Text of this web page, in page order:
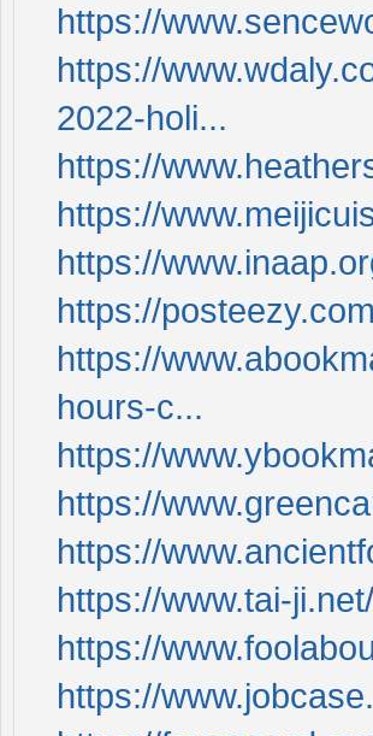
https://
https://
2022-holi...
https://
https://
https://
https://
https://
hours-c...
https://
https://
https://
https://www.tai-
https://
https://